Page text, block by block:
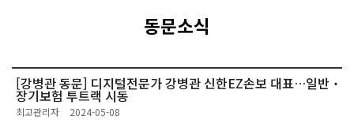
동문소식
[강병관 동문] 디지털전문가 강병관 신한EZ손보 대표…일반‧
장기보험 투트랙 시동
최고관리자 2024-05-08